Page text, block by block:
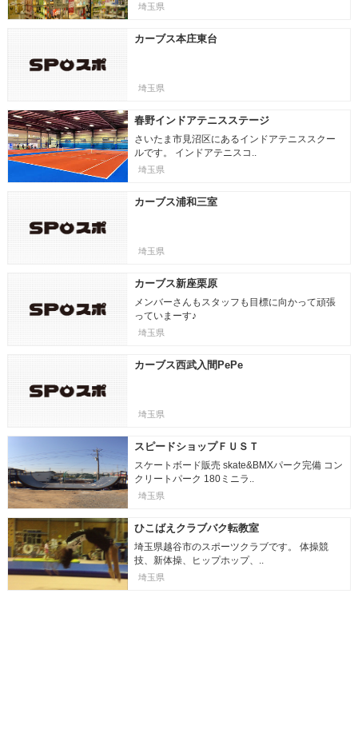
埼玉県
カーブス本庄東台
埼玉県
春野インドアテニスステージ
さいたま市見沼区にあるインドアテニススクー
ルです。 インドアテニスコ..
埼玉県
カーブス浦和三室
埼玉県
カーブス新座栗原
メンバーさんもスタッフも目標に向かって頑張
っていまーす♪
埼玉県
カーブス西武入間PePe
埼玉県
スピードショップＦＵＳＴ
スケートボード販売 skate&BMXパーク完備 コン
クリートパーク 180ミニラ..
埼玉県
ひこばえクラブバク転教室
埼玉県越谷市のスポーツクラブです。 体操競
技、新体操、ヒップホップ、..
埼玉県